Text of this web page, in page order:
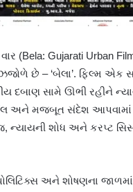
(Bela: Gujarati Urban
છે – ‘બેલા’. ફિલ્મ એક
દબાણ સામે ઊભી રહીને
અને મજબૂત સંદેશ આપવામાં
ન્યાયની શોધ અને કરપ્ટ
અને શોષણના